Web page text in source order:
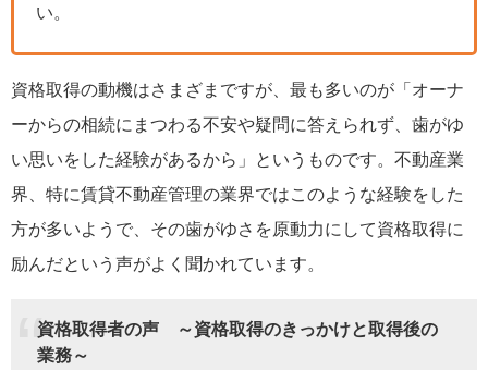
い。
資格取得の動機はさまざまですが、最も多いのが「オーナ
ーからの相続にまつわる不安や疑問に答えられず、歯がゆ
い思いをした経験があるから」というものです。不動産業
界、特に賃貸不動産管理の業界ではこのような経験をした
方が多いようで、その歯がゆさを原動力にして資格取得に
励んだという声がよく聞かれています。
資格取得者の声 ～資格取得のきっかけと取得後の
業務～